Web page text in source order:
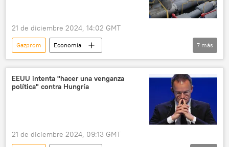
21 de diciembre 2024, 14:02 GMT
Gazprom
Economía
📰 Consecuencias económicas de las sanciones occidentales contra Rusia
Rusia
🌍 Europa
Unión Europea (UE)
7 más
EEUU intenta "hacer una venganza
política" contra Hungría
21 de diciembre 2024, 09:13 GMT